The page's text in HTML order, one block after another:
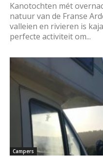
Kanotochten mét
natuur van de Franse
valleien en rivieren is
perfecte activiteit om...
Campers